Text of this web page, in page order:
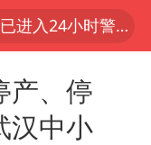
全球首个长时储能一体化产业园量产
产、停
汉中小